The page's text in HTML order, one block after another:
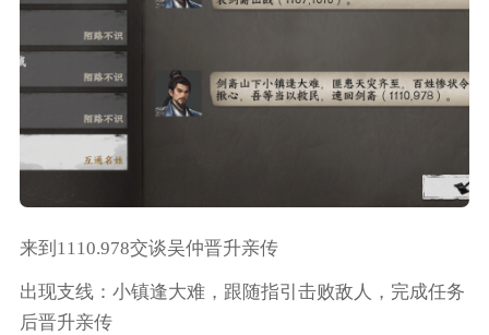
来到1110.978交谈吴仲晋升亲传
出现支线：小镇逢大难，跟随指引击败敌人，完成任务
后晋升亲传